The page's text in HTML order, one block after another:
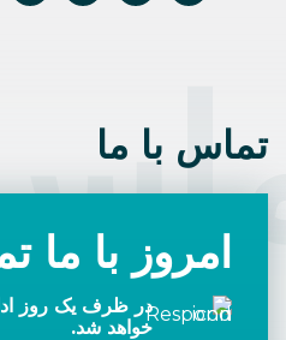
تماس با ما
امروز با ما
در ظرف یک روز
خواهد شد.